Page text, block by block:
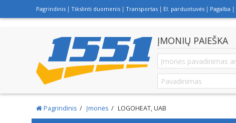
Pagrindinis Tikslinti duomenis Transportas El. parduotuvės Pagalba
ĮMONIŲ PAIEŠKA
Pagrindinis Įmonės LOGOHEAT, UAB